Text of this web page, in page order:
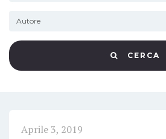
CERCA
Aprile 3, 2019